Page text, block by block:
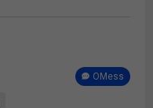
OMess